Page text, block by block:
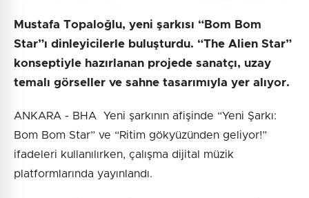
Mustafa Topaloğlu, yeni şarkısı “Bom Bom
Star”ı dinleyicilerle buluşturdu. “The Alien Star”
konseptiyle hazırlanan projede sanatçı, uzay
temalı görseller ve sahne tasarımıyla yer alıyor.
ANKARA - BHA Yeni şarkının afişinde “Yeni Şarkı:
Bom Bom Star” ve “Ritim gökyüzünden geliyor!”
ifadeleri kullanılırken, çalışma dijital müzik
platformlarında yayınlandı.